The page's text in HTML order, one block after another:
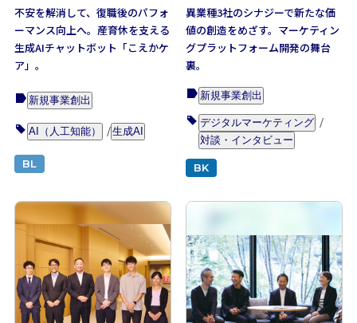
不安を解消して、復職後のパフォ
ーマンス向上へ。産育休を支える
生成AIチャットボット「こえかケ
ア」。
新規事業創出
AI（人工知能） 生成AI
BL
異業種3社のシナジーで新たな価
値の創造をめざす。マーケティン
グプラットフォーム開発の舞台
裏。
新規事業創出
デジタルマーケティング
対談・インタビュー
BK